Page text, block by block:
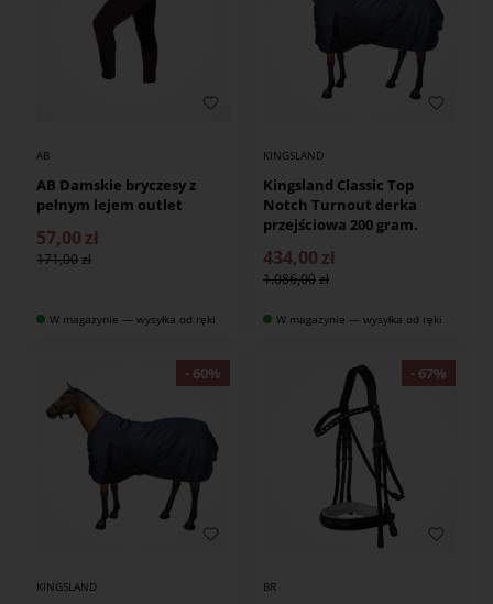
AB
AB Damskie bryczesy z
pełnym lejem outlet
57,00 zł
171,00
W magazynie — wysyłka od ręki
KINGSLAND
Kingsland Classic Top
Notch Turnout derka
przejściowa 200 gram.
434,00 zł
1.086,00
W magazynie — wysyłka od ręki
KINGSLAND BR